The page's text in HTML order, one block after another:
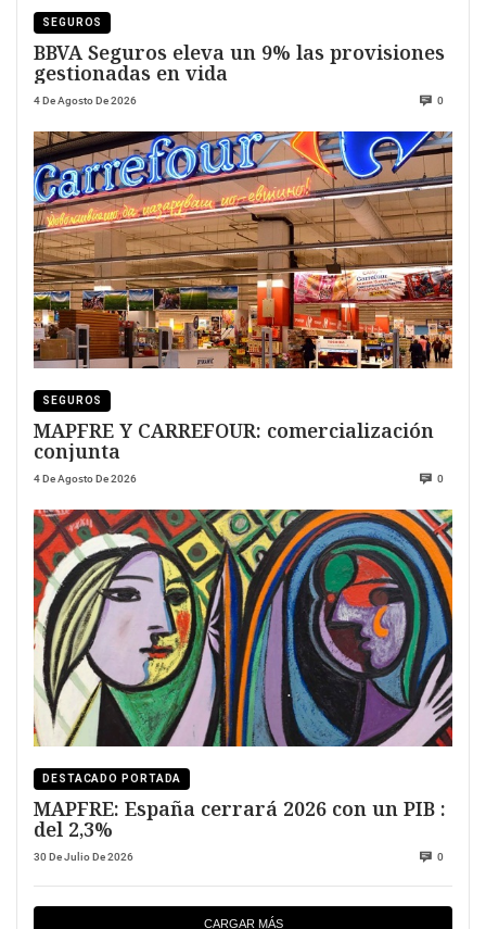
SEGUROS
BBVA Seguros eleva un 9% las provisiones
gestionadas en vida
4 De Agosto De 2026 0
SEGUROS
MAPFRE Y CARREFOUR: comercialización
conjunta
4 De Agosto De 2026 0
DESTACADO PORTADA
MAPFRE: España cerrará 2026 con un PIB :
del 2,3%
30 De Julio De 2026 0
CARGAR MÁS